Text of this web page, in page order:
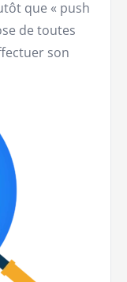
que « push
de toutes
son